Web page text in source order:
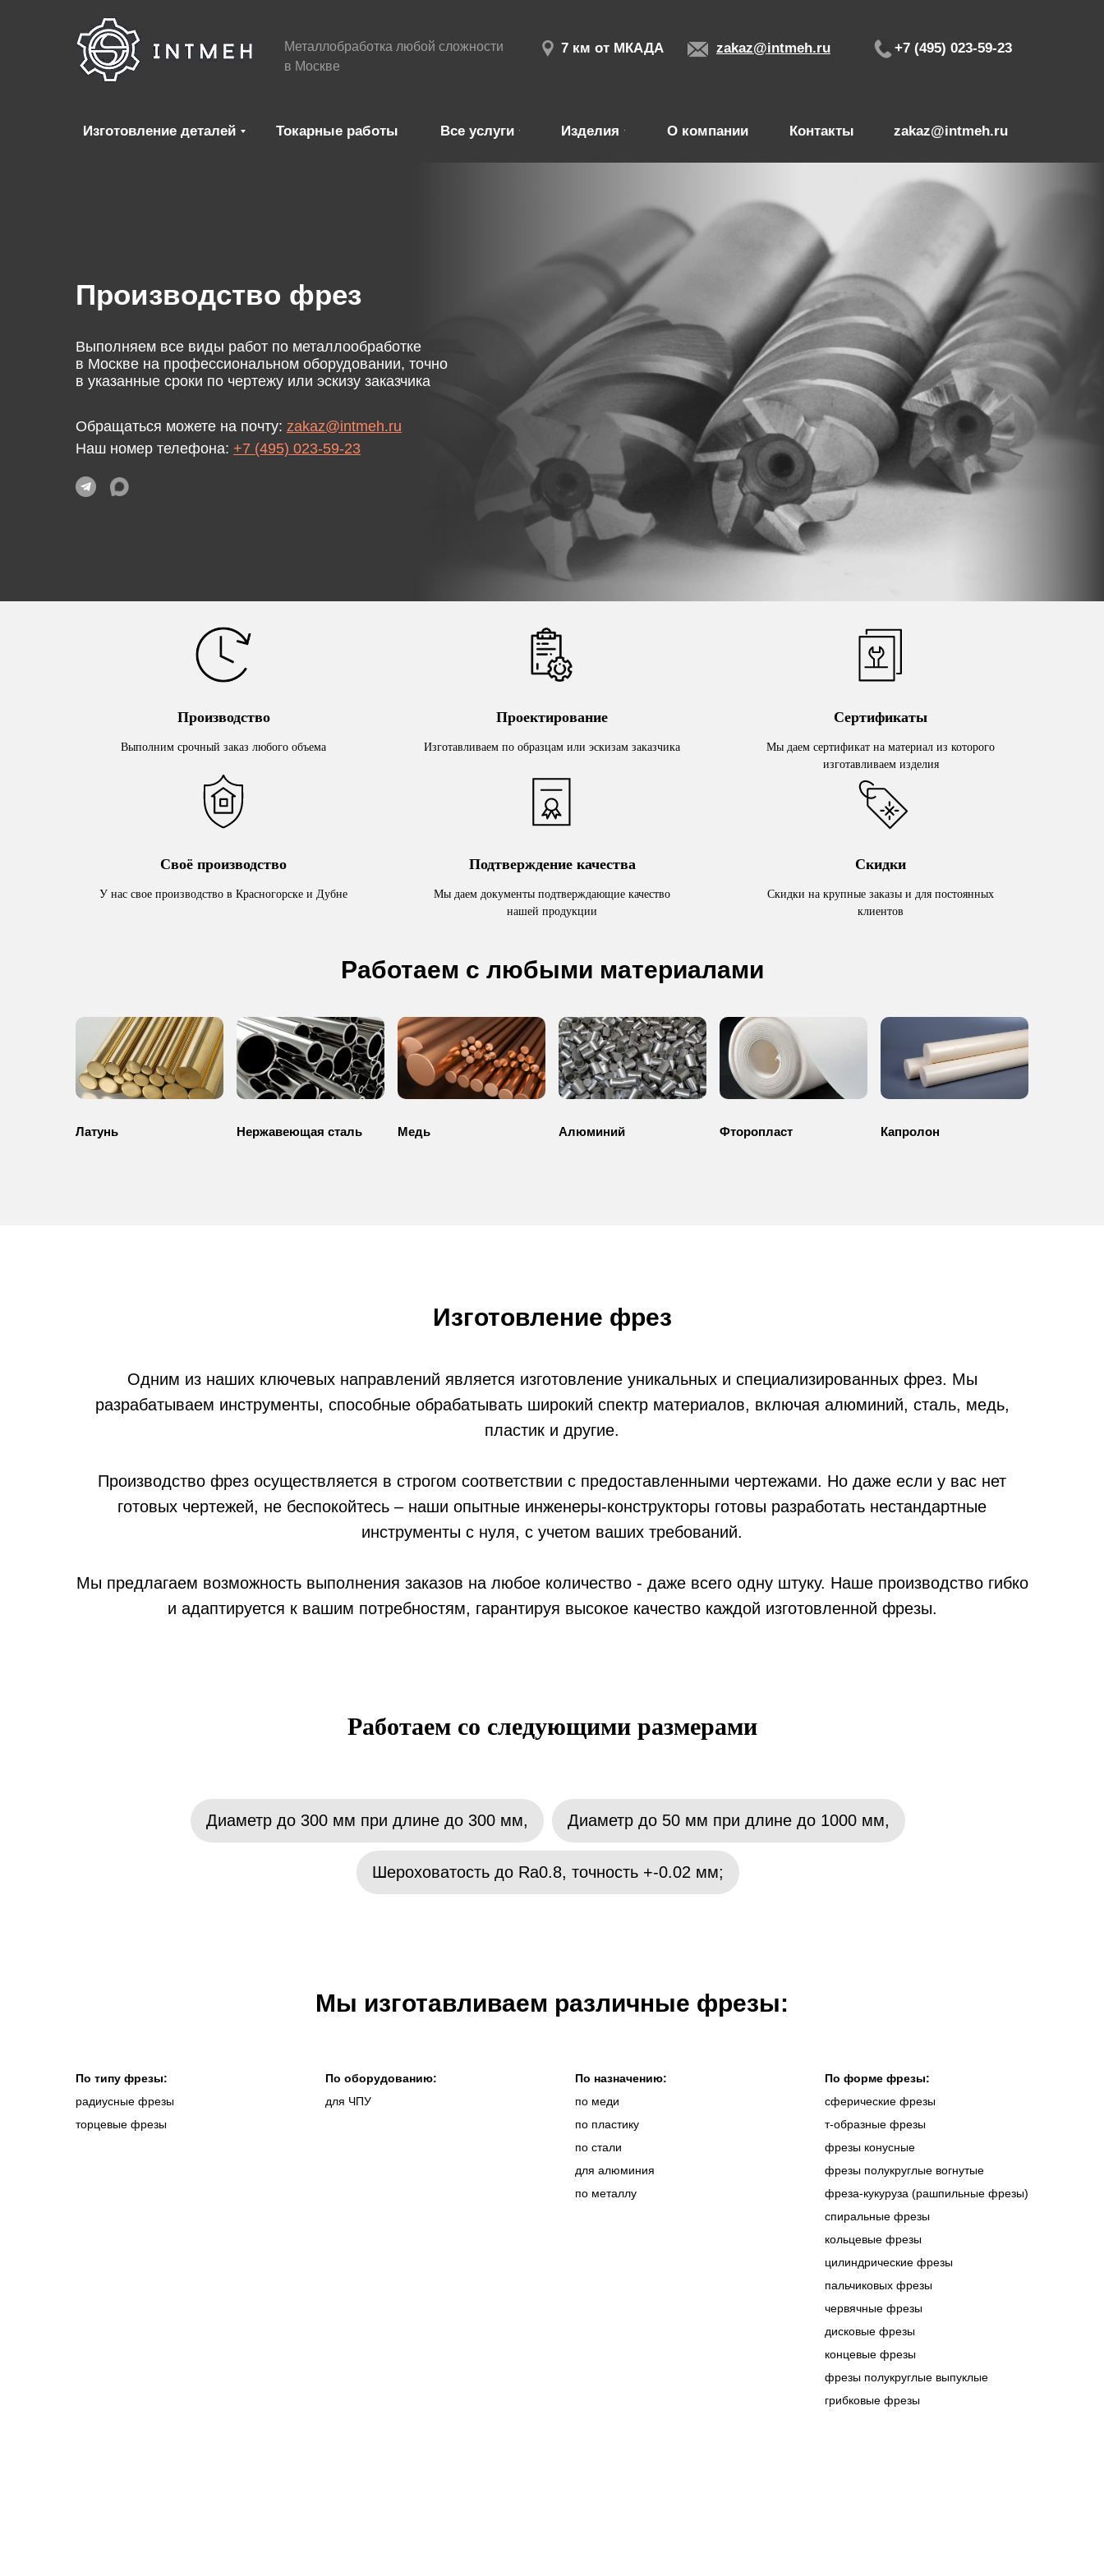
+7 (495) 023-59-23
Металлобработка любой сложности
в Москве
Металлобработка любой сложности в
Москве
7 км от МКАДА zakaz@intmeh.ru
Изготовление деталей Токарные работы Все услуги О компании Контакты
Изделия zakaz@intmeh.ru
Производство фрез
Выполняем все виды работ по металлообработке
в Москве на профессиональном оборудовании, точно
в указанные сроки по чертежу или эскизу заказчика
Обращаться можете на почту: zakaz@intmeh.ru
Наш номер телефона: +7 (495) 023-59-23
Производство
Выполним срочный заказ любого объема
Проектирование
Изготавливаем по образцам или эскизам заказчика
Сертификаты
Мы даем сертификат на материал из которого
изготавливаем изделия
Своё производство
У нас свое производство в Красногорске и Дубне
Подтверждение качества
Мы даем документы подтверждающие качество
нашей продукции
Скидки
Скидки на крупные заказы и для постоянных
клиентов
Латунь Нержавеющая сталь Медь Алюминий Фторопласт Капролон
Работаем с любыми материалами
Изготовление фрез
Одним из наших ключевых направлений является изготовление уникальных и специализированных фрез. Мы
разрабатываем инструменты, способные обрабатывать широкий спектр материалов, включая алюминий, сталь, медь,
пластик и другие.
Производство фрез осуществляется в строгом соответствии с предоставленными чертежами. Но даже если у вас нет
готовых чертежей, не беспокойтесь – наши опытные инженеры-конструкторы готовы разработать нестандартные
инструменты с нуля, с учетом ваших требований.
Мы предлагаем возможность выполнения заказов на любое количество - даже всего одну штуку. Наше производство гибко
и адаптируется к вашим потребностям, гарантируя высокое качество каждой изготовленной фрезы.
Работаем со следующими размерами
Диаметр до 300 мм при длине до 300 мм, Диаметр до 50 мм при длине до 1000 мм,
Шероховатость до Ra0.8, точность +-0.02 мм;
Мы изготавливаем различные фрезы:
По типу фрезы:
радиусные фрезы
торцевые фрезы
По назначению:
по меди
по пластику
по стали
для алюминия
по металлу
По оборудованию:
для ЧПУ
По форме фрезы:
сферические фрезы
т-образные фрезы
фрезы конусные
фрезы полукруглые вогнутые
фреза-кукуруза (рашпильные фрезы)
спиральные фрезы
кольцевые фрезы
цилиндрические фрезы
пальчиковых фрезы
червячные фрезы
дисковые фрезы
концевые фрезы
фрезы полукруглые выпуклые
грибковые фрезы